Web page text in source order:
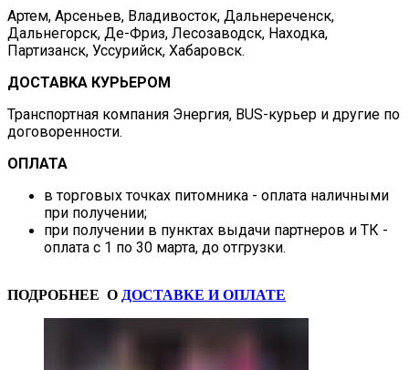
Артем, Арсеньев, Владивосток, Дальнереченск,
Дальнегорск, Де-Фриз, Лесозаводск, Находка,
Партизанск, Уссурийск, Хабаровск.
ДОСТАВКА КУРЬЕРОМ
Транспортная компания Энергия, BUS-курьер и другие по
договоренности.
ОПЛАТА
в торговых точках питомника - оплата наличными
при получении;
при получении в пунктах выдачи партнеров и ТК -
оплата с 1 по 30 марта, до отгрузки.
ПОДРОБНЕЕ О ДОСТАВКЕ И ОПЛАТЕ